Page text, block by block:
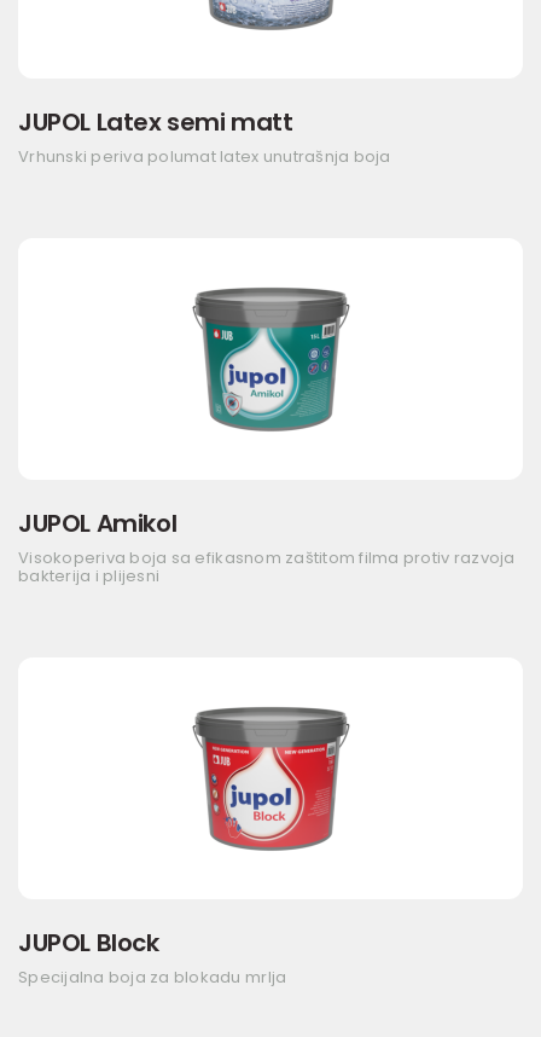
JUPOL Latex semi matt
Vrhunski periva polumat latex unutrašnja boja
JUPOL Amikol
Visokoperiva boja sa efikasnom zaštitom filma protiv razvoja
bakterija i plijesni
JUPOL Block
Specijalna boja za blokadu mrlja